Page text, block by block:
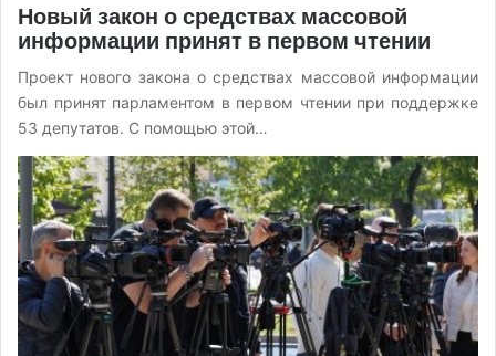
Новый закон о средствах массовой
информации принят в первом чтении
Проект нового закона о средствах массовой информации
был принят парламентом в первом чтении при поддержке
53 депутатов. С помощью этой…